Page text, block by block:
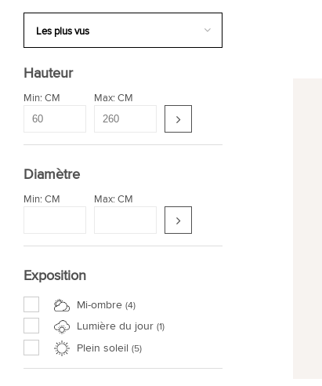
Hauteur
Min: CM Max: CM
Diamètre
Min: CM Max: CM
Exposition
Mi-ombre (4)
Lumière du jour (1)
Plein soleil (5)